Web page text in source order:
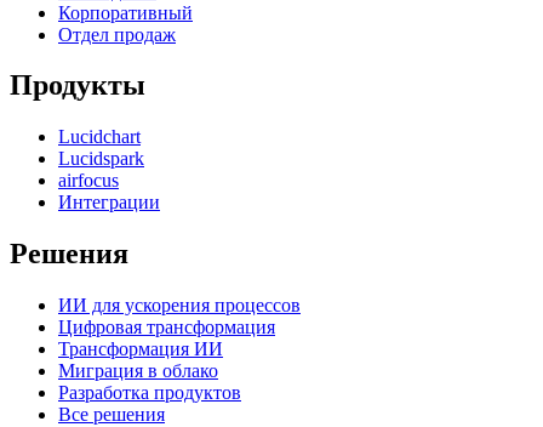
Корпоративный
Отдел продаж
Продукты
Lucidchart
Lucidspark
airfocus
Интеграции
Решения
ИИ для ускорения процессов
Цифровая трансформация
Трансформация ИИ
Миграция в облако
Разработка продуктов
Все решения